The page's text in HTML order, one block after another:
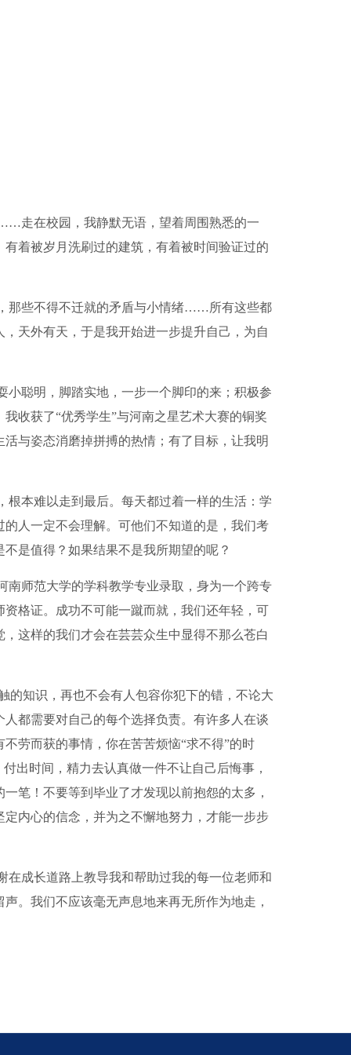
走在校园，我静默无语，望着周围熟悉的一
着被岁月洗刷过的建筑，有着被时间验证过的
那些不得不迁就的矛盾与小情绪……所有这些都
天外有天，于是我开始进一步提升自己，为自
聪明，脚踏实地，一步一个脚印的来；积极参
收获了“优秀学生”与河南之星艺术大赛的铜奖
与姿态消磨掉拼搏的热情；有了目标，让我明
本难以走到最后。每天都过着一样的生活：学
人一定不会理解。可他们不知道的是，我们考
是值得？如果结果不是我所期望的呢？
南师范大学的学科教学专业录取，身为一个跨专
格证。成功不可能一蹴而就，我们还年轻，可
这样的我们才会在芸芸众生中显得不那么苍白
的知识，再也不会有人包容你犯下的错，不论大
都需要对自己的每个选择负责。有许多人在谈
劳而获的事情，你在苦苦烦恼“求不得”的时
出时间，精力去认真做一件不让自己后悔事，
笔！不要等到毕业了才发现以前抱怨的太多，
内心的信念，并为之不懈地努力，才能一步步
成长道路上教导我和帮助过我的每一位老师和
。我们不应该毫无声息地来再无所作为地走，